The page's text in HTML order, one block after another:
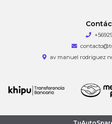
av manuel rodriguez